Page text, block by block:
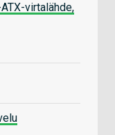
virtalähde,